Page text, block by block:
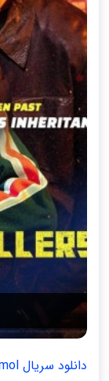
دانلود سریال Sarinjaui Syopingmol با زیرنویس فارسی